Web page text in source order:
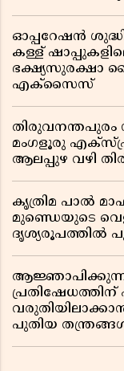
ഓപ്പറേഷൻ
കള്ള്
ഭക്ഷ്യസുരക്ഷാ
എക്സൈസ്
തിരുവനന്തപുരം
മംഗളൂരു
ആലപ്പുഴ വഴി
കൃത്രിമ പാൽ
മുണ്ഡെയുടെ
ദൃശ്യരൂപത്തിൽ
ആജ്ഞാപിക്കുന്ന
പ്രതിഷേധത്തിന്
പുതിയ